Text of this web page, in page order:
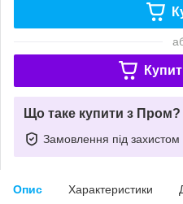
Що таке купити з Пром?
Замовлення під захистом
Опис Характеристики